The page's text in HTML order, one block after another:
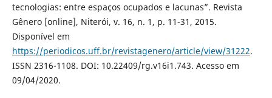
tecnologias: entre espaços ocupados e lacunas”. Revista
Gênero [online], Niterói, v. 16, n. 1, p. 11-31, 2015.
Disponível em
https://periodicos.uff.br/revistagenero/article/view/31222.
ISSN 2316-1108. DOI: 10.22409/rg.v16i1.743. Acesso em
09/04/2020.